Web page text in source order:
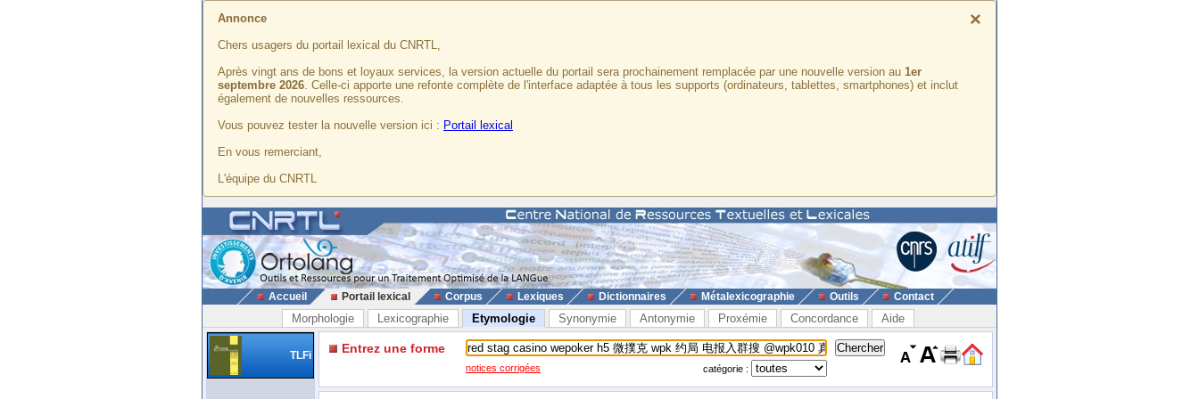
×
Annonce
Chers usagers du portail lexical du CNRTL,
Après vingt ans de bons et loyaux services, la version actuelle du portail sera prochainement remplacée par une nouvelle version au 1er
septembre 2026. Celle-ci apporte une refonte complète de l'interface adaptée à tous les supports (ordinateurs, tablettes, smartphones) et inclut
également de nouvelles ressources.
Vous pouvez tester la nouvelle version ici : Portail lexical
En vous remerciant,
L'équipe du CNRTL
Accueil Portail lexical Corpus Lexiques Dictionnaires Métalexicographie Outils Contact
Morphologie Lexicographie Etymologie Synonymie Antonymie Proxémie Concordance Aide
TLFi Entrez une forme
notices corrigées catégorie :